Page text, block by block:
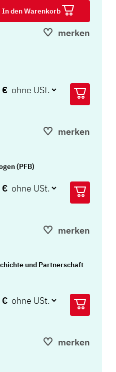
zum
(PFB) - Paarorientierte
(PFB), Schablone
In den Warenkorb
merken
€
merken
(PFB)
€
merken
und Partnerschaft
€
merken